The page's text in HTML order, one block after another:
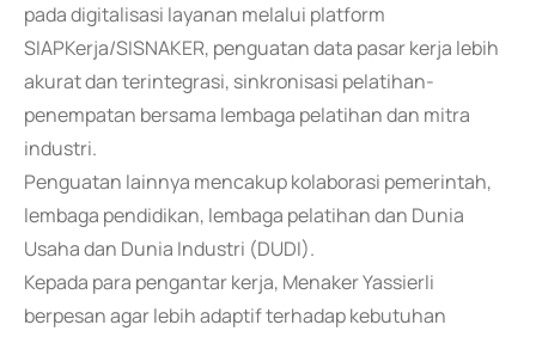
pada digitalisasi layanan melalui platform
SIAPKerja/SISNAKER, penguatan data pasar kerja lebih
akurat dan terintegrasi, sinkronisasi pelatihan-
penempatan bersama lembaga pelatihan dan mitra
industri.
Penguatan lainnya mencakup kolaborasi pemerintah,
lembaga pendidikan, lembaga pelatihan dan Dunia
Usaha dan Dunia Industri (DUDI).
Kepada para pengantar kerja, Menaker Yassierli
berpesan agar lebih adaptif terhadap kebutuhan